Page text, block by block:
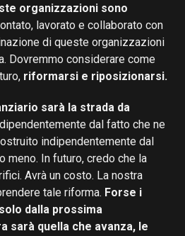
organizzazioni sono
lavorato e collaborato con
di queste organizzazioni
Dovremmo considerare come
riformarsi e riposizionarsi.
sarà la strada da
dal fatto che ne
indipendentemente dal
meno. In futuro, credo che la
Avrà un costo. La nostra
tale riforma. Forse i
dalla prossima
sarà quella che avanza, le